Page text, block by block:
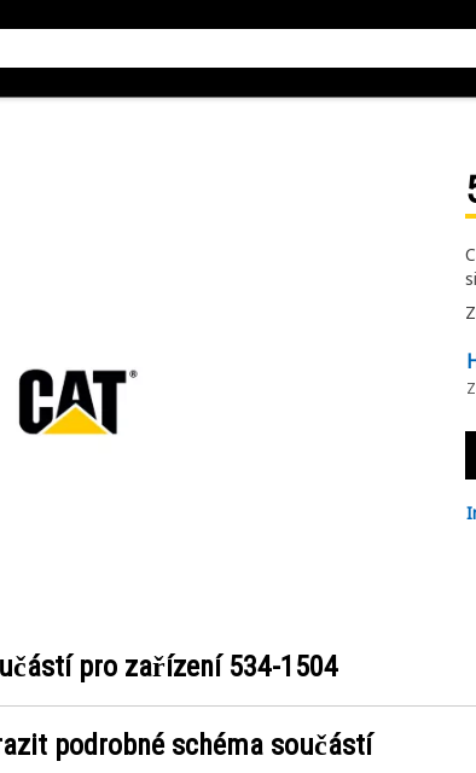
pro zařízení 534-1504
podrobné schéma součástí